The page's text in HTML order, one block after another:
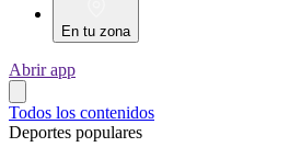
En tu zona
Abrir app
Todos los contenidos
Deportes populares